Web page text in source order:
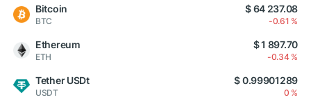
Bitcoin
BTC
$ 64 237.08
-0.61 %
Ethereum
ETH
$ 1 897.70
-0.34 %
Tether USDt
USDT
$ 0.99901289
0 %